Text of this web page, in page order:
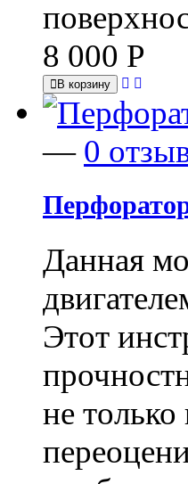
8 000 Р
В корзину
— 0
Данная
Этот
не